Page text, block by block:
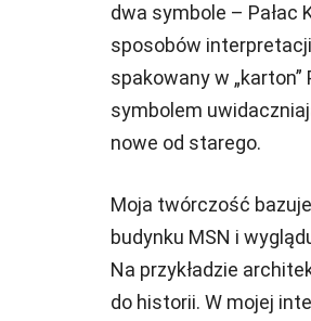
dwa symbole – Pałac
sposobów
spakowany w
symbolem
nowe od starego.
Moja twórczość
budynku MSN i
Na przykładzie
do historii. W mojej